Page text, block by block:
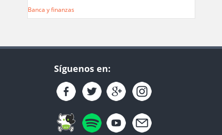
Banca y finanzas
Síguenos en: